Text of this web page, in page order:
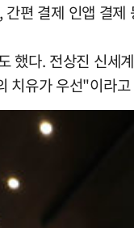
편 결제 인앱 결
했다. 전상진 신
치유가 우선"이라